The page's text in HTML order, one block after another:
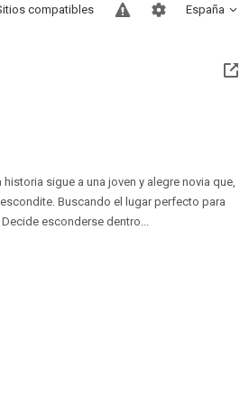
España
compatibles
sigue a una joven y alegre novia que,
Buscando el lugar perfecto para
esconderse dentro...